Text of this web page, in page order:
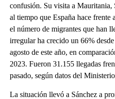
confusión. Su visita a Mauritania,
al tiempo que España hace frente
el número de migrantes que han
irregular ha crecido un 66%
agosto de este año, en
2023. Fueron 31.155 llegadas
pasado, según datos del
La situación llevó a Sánchez a